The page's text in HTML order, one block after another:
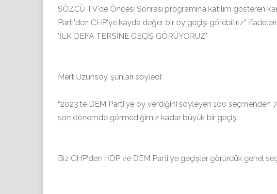
SÖZCÜ TV'de Öncesi Sonrası programına katılım gösteren
Parti'den CHP'ye kayda değer bir oy geçişi görebiliriz”
"İLK DEFA TERSİNE GEÇİŞ GÖRÜYORUZ"
Mert Uzunsoy, şunları söyledi:
“2023'te DEM Parti'ye oy verdiğini söyleyen 100 seçmenden
son dönemde görmediğimiz kadar büyük bir geçiş.
Biz CHP'den HDP ve DEM Parti'ye geçişler görürdük genel